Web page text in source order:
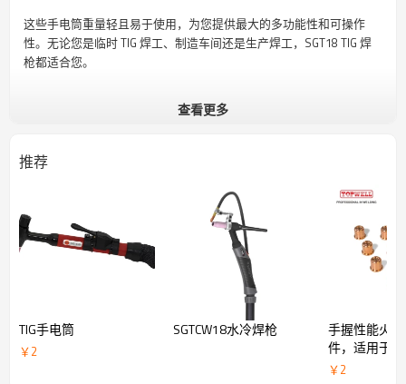
这些手电筒重量轻且易于使用，为您提供最大的多功能性和可操作
性。无论您是临时 TIG 焊工、制造车间还是生产焊工，SGT18 TIG 焊
枪都适合您。
优质易损件
查看更多
推荐
TIG手电筒
￥2
SGTCW18水冷焊枪
手握性能火
件，适用于
￥2